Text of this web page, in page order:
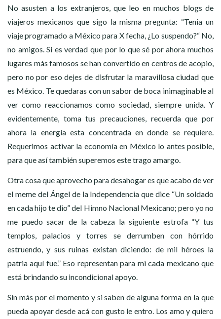
No asusten a los extranjeros, que leo en muchos blogs de
viajeros mexicanos que sigo la misma pregunta: “Tenia un
viaje programado a México para X fecha, ¿Lo suspendo?“ No,
no amigos. Si es verdad que por lo que sé por ahora muchos
lugares más famosos se han convertido en centros de acopio,
pero no por eso dejes de disfrutar la maravillosa ciudad que
es México. Te quedaras con un sabor de boca inimaginable al
ver como reaccionamos como sociedad, siempre unida. Y
evidentemente, toma tus precauciones, recuerda que por
ahora la energía esta concentrada en donde se requiere.
Requerimos activar la economía en México lo antes posible,
para que así también superemos este trago amargo.
Otra cosa que aprovecho para desahogar es que acabo de ver
el meme del Ángel de la Independencia que dice “Un soldado
en cada hijo te dio” del Himno Nacional Mexicano; pero yo no
me puedo sacar de la cabeza la siguiente estrofa “Y tus
templos, palacios y torres se derrumben con hórrido
estruendo, y sus ruinas existan diciendo: de mil héroes la
patria aquí fue.” Eso representan para mi cada mexicano que
está brindando su incondicional apoyo.
Sin más por el momento y si saben de alguna forma en la que
pueda apoyar desde acá con gusto le entro. Los amo y quiero